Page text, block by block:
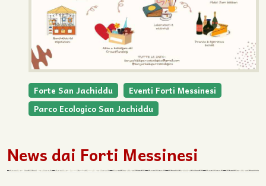
Forte San Jachiddu
Eventi Forti Messinesi
Parco Ecologico San Jachiddu
News dai Forti Messinesi